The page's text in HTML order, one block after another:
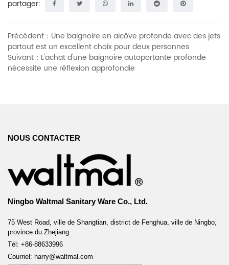
partager:
Précédent：Une baignoire en alcôve profonde avec des jets
partout est un excellent choix pour deux personnes
Suivant：L'achat d'une baignoire autoportante profonde
nécessite une réflexion approfondie
NOUS CONTACTER
Ningbo Waltmal Sanitary Ware Co., Ltd.
75 West Road, ville de Shangtian, district de Fenghua, ville de Ningbo,
province du Zhejiang
Tél: +86-88633996
Courriel: harry@waltmal.com